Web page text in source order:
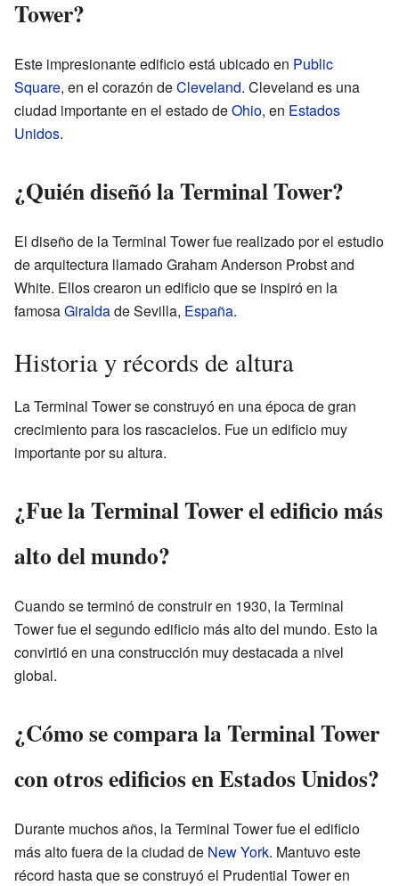
Tower?
Este impresionante edificio está ubicado en Public
Square, en el corazón deCleveland. Cleveland es una
ciudad importante en el estado deOhio, en Estados
Unidos.
¿Quién diseñó la Terminal Tower?
El diseño de la Terminal Tower fue realizado por el estudio
de arquitectura llamado Graham Anderson Probst and
White. Ellos crearon un edificio que se inspiró en la
famosaGiraldade Sevilla, España.
Historia y récords de altura
La Terminal Tower se construyó en una época de gran
crecimiento para los rascacielos. Fue un edificio muy
importante por su altura.
¿Fue la Terminal Tower el edificio más
alto del mundo?
Cuando se terminó de construir en 1930, la Terminal
Tower fue el segundo edificio más alto del mundo. Esto la
convirtió en una construcción muy destacada a nivel
global.
¿Cómo se compara la Terminal Tower
con otros edificios en Estados Unidos?
Durante muchos años, la Terminal Tower fue el edificio
más alto fuera de la ciudad de New York. Mantuvo este
récord hasta que se construyó el Prudential Tower en